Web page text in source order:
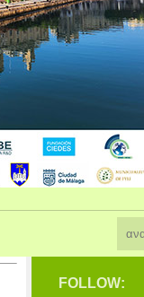
FOLLOW: